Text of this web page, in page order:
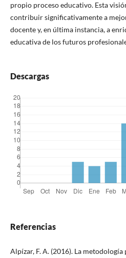
propio proceso educativo. Esta
contribuir significativamente a
docente y, en última instancia, a
educativa de los futuros
Descargas
Referencias
Alpízar, F. A. (2016). La